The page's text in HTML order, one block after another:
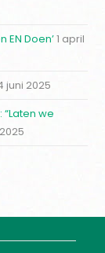
Doen’1 april
juni 2025
we